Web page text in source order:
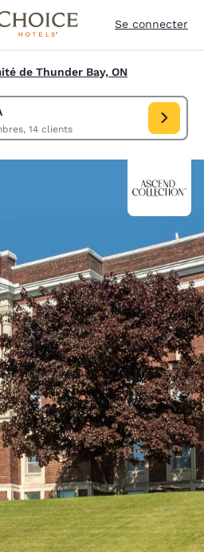
Se connecter
de Thunder Bay, ON
5 chambres, 14 clients
Bay, ON, CA. Date d’arrivée aoû